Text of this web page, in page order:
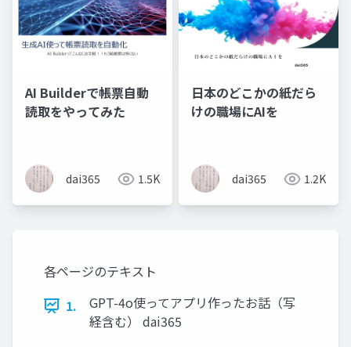
AI Builderで帳票自動
読取をやってみた
dai365 1.5K
日本のどこかの紙だら
けの職場にAIを
dai365 1.2K
各ページのテキスト
1.
GPT-4o使ってアプリ作ったお話（写
経含む） dai365